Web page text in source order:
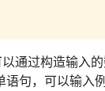
通过构造输入
语句，可以输入